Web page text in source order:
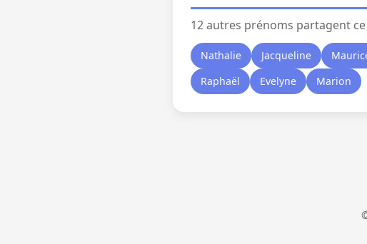
12 autres prénoms partagent
Nathalie Jacqueline
Raphaël
Evelyne Marion